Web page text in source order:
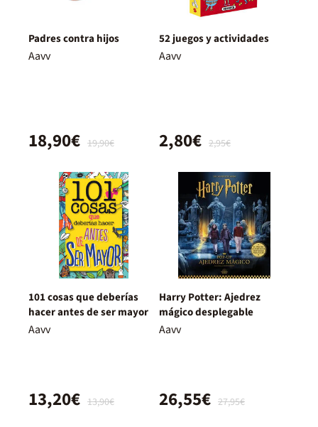
Padres contra hijos
Aavv
19,90€
18,90€
52 juegos y actividades
Aavv
2,95€
2,80€
101 cosas que deberías
hacer antes de ser mayor
Aavv
13,90€
13,20€
Harry Potter: Ajedrez
mágico desplegable
Aavv
27,95€
26,55€